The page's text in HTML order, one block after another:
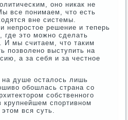
оно никак не
все понимаем, что есть
вне системы.
непростое решение и теперь
где это можно сделать
И мы считаем, что таким
позволено выступить на
а за себя и за честное
на душе осталось лишь
обошлась страна со
собственного
крупнейшем спортивном
вся суть.